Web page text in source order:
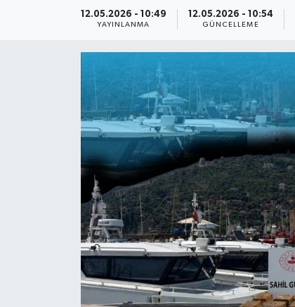
12.05.2026 - 10:49
YAYINLANMA
12.05.2026 - 10:54
GÜNCELLEME
Resmi Reklamlar
Haber Arşivi